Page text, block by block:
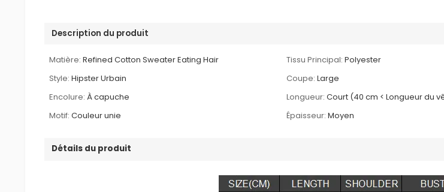
Description du produit
Matière: Refined Cotton Sweater Eating Hair Tissu Principal: Polyester
Style: Hipster Urbain Coupe: Large
Encolure: À capuche Longueur: Court (40 cm < Longueur du
Motif: Couleur unie Épaisseur: Moyen
Détails du produit